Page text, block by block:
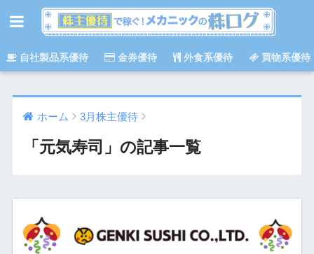
自社製品系優待 金券優待 外食系優待 買物系優待
ホーム 3月株主優待
「元気寿司」の記事一覧